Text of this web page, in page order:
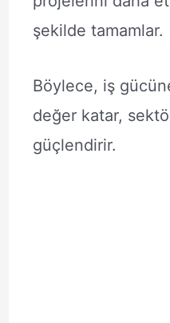
şekilde tamamlar.
Böylece, iş
değer katar,
güçlendirir.